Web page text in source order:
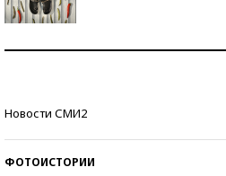
Новости СМИ2
ФОТОИСТОРИИ